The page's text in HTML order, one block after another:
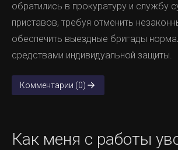
обратились в прокуратуру и службу
приставов, требуя отменить
обеспечить выездные бригады
средствами индивидуальной защиты.
Комментарии (0)
Как меня с работы